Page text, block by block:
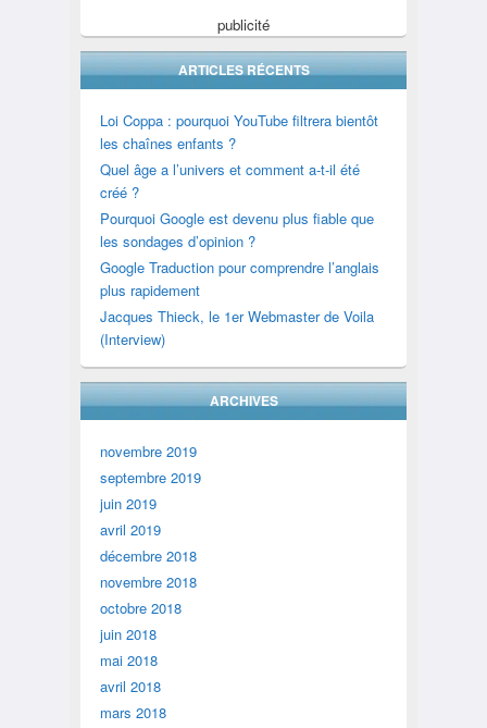
publicité
ARTICLES RÉCENTS
Loi Coppa : pourquoi YouTube filtrera bientôt
les chaînes enfants ?
Quel âge a l’univers et comment a-t-il été
créé ?
Pourquoi Google est devenu plus fiable que
les sondages d’opinion ?
Google Traduction pour comprendre l’anglais
plus rapidement
Jacques Thieck, le 1er Webmaster de Voila
(Interview)
ARCHIVES
novembre 2019
septembre 2019
juin 2019
avril 2019
décembre 2018
novembre 2018
octobre 2018
juin 2018
mai 2018
avril 2018
mars 2018